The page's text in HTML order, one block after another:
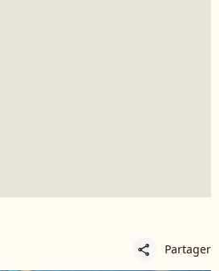
share Partager